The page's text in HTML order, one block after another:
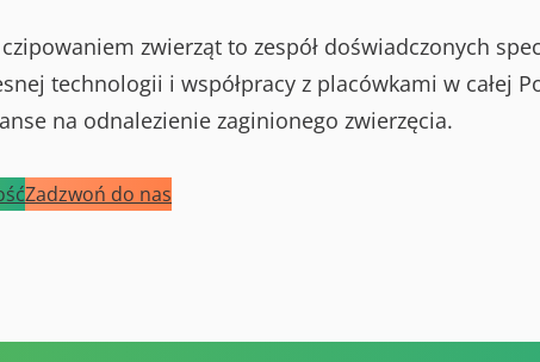
zwierząt to zespół doświadczonych
technologii i współpracy z placówkami w całej
na odnalezienie zaginionego zwierzęcia.
Zadzwoń do nas